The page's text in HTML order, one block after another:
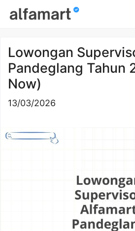
Lowongan
Pandeglang Tahun
Now)
13/03/2026